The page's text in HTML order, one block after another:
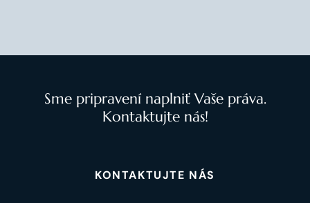
Sme pripravení naplniť Vaše práva.
Kontaktujte nás!
KONTAKTUJTE NÁS